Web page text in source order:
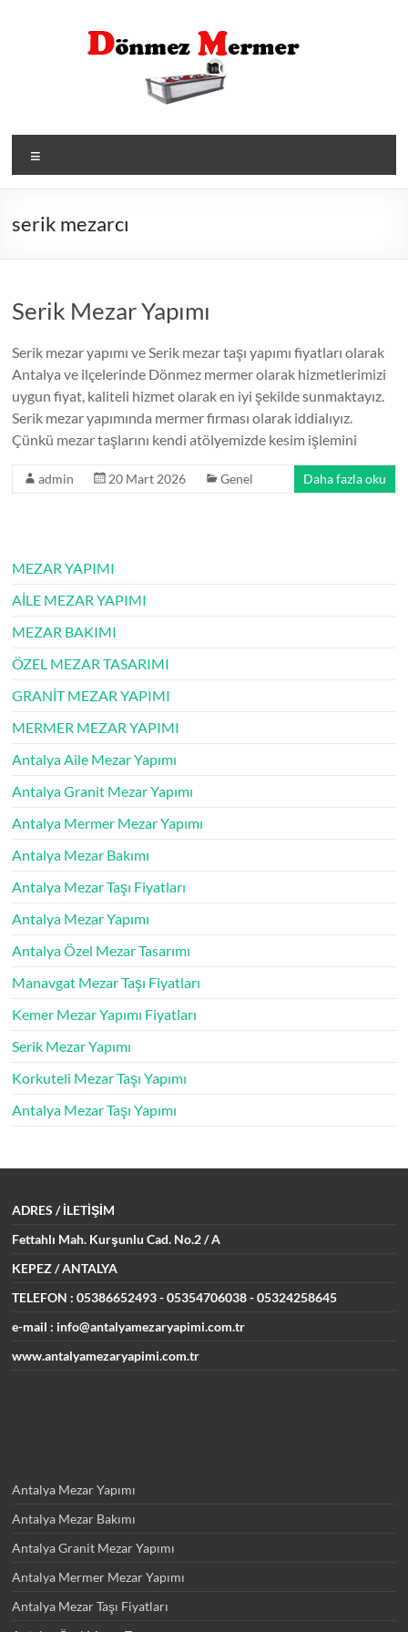
serik mezarcı
Serik Mezar Yapımı
Serik mezar yapımı ve Serik mezar taşı yapımı fiyatları olarak
Antalya ve ilçelerinde Dönmez mermer olarak hizmetlerimizi
uygun fiyat, kaliteli hizmet olarak en iyi şekilde sunmaktayız.
Serik mezar yapımında mermer firması olarak iddialıyız.
Çünkü mezar taşlarını kendi atölyemizde kesim işlemini
admin 20 Mart 2026 Genel Daha fazla oku
MEZAR YAPIMI
AİLE MEZAR YAPIMI
MEZAR BAKIMI
ÖZEL MEZAR TASARIMI
GRANİT MEZAR YAPIMI
MERMER MEZAR YAPIMI
Antalya Aile Mezar Yapımı
Antalya Granit Mezar Yapımı
Antalya Mermer Mezar Yapımı
Antalya Mezar Bakımı
Antalya Mezar Taşı Fiyatları
Antalya Mezar Yapımı
Antalya Özel Mezar Tasarımı
Manavgat Mezar Taşı Fiyatları
Kemer Mezar Yapımı Fiyatları
Serik Mezar Yapımı
Korkuteli Mezar Taşı Yapımı
Antalya Mezar Taşı Yapımı
ADRES / İLETİŞİM
Fettahlı Mah. Kurşunlu Cad. No.2 / A
KEPEZ / ANTALYA
TELEFON : 05386652493 - 05354706038 - 05324258645
e-mail : info@antalyamezaryapimi.com.tr
www.antalyamezaryapimi.com.tr
Antalya Mezar Yapımı
Antalya Mezar Bakımı
Antalya Granit Mezar Yapımı
Antalya Mermer Mezar Yapımı
Antalya Mezar Taşı Fiyatları